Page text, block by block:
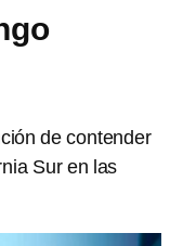
de contender
Sur en las